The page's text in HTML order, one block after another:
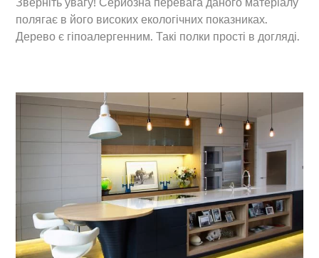
полягає в його високих екологічних показниках.
Дерево є гіпоалергенним. Такі полки прості в догляді.